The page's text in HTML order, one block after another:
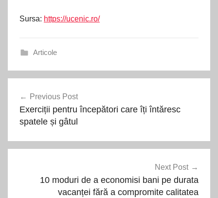
Sursa: https://ucenic.ro/
Articole
articole
Previous Post
Exerciții pentru începători care îți întăresc
spatele și gâtul
Next Post
10 moduri de a economisi bani pe durata
vacanței fără a compromite calitatea